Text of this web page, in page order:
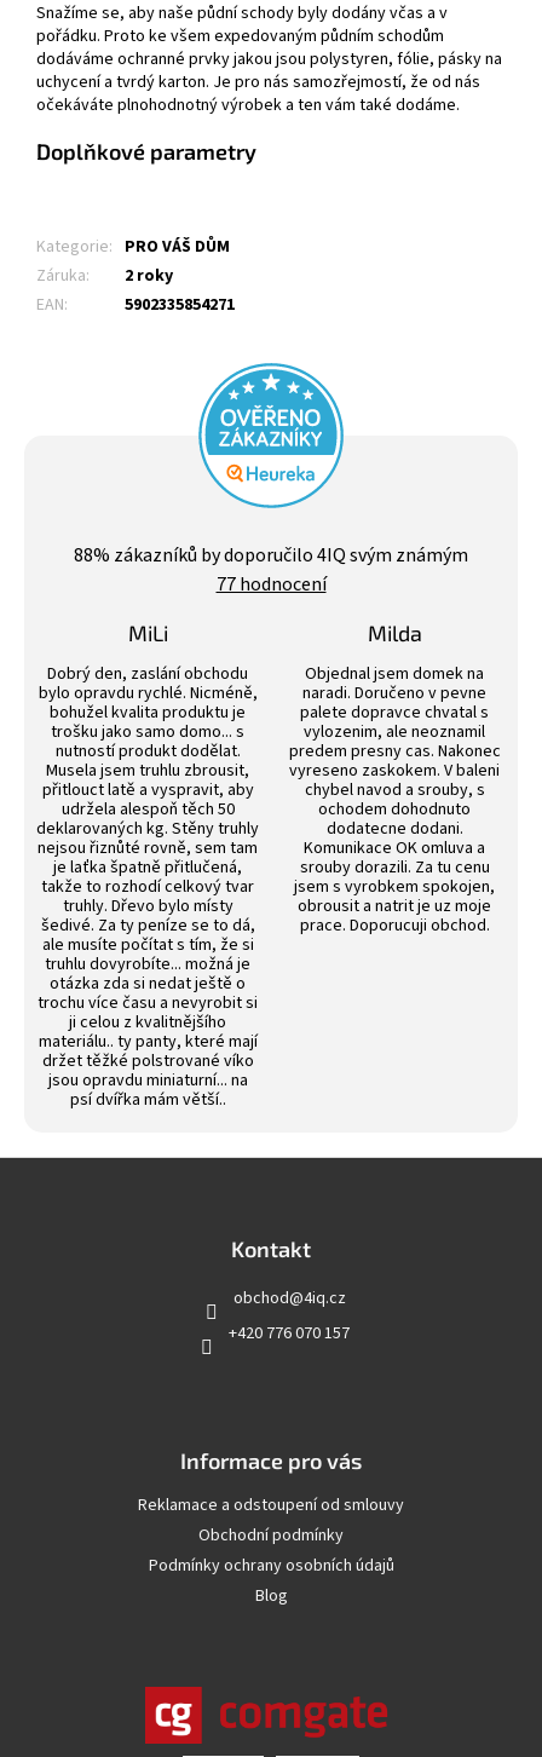
Snažíme se, aby naše půdní schody byly dodány včas a v
pořádku. Proto ke všem expedovaným půdním schodům
dodáváme ochranné prvky jakou jsou polystyren, fólie, pásky na
uchycení a tvrdý karton. Je pro nás samozřejmostí, že od nás
očekáváte plnohodnotný výrobek a ten vám také dodáme.
Doplňkové parametry
Kategorie: PRO VÁŠ DŮM
Záruka:
2 roky
EAN: 5902335854271
hodnocení
obchodu
je
hvězdiček.
88% zákazníků by doporučilo 4IQ svým známým
77 hodnocení
MiLi
Hodnocení obchodu je 3 z 5 hvězdiček.
Dobrý den, zaslání obchodu
bylo opravdu rychlé. Nicméně,
bohužel kvalita produktu je
trošku jako samo domo... s
nutností produkt dodělat.
Musela jsem truhlu zbrousit,
přitlouct latě a vyspravit, aby
udržela alespoň těch 50
deklarovaných kg. Stěny truhly
nejsou řiznůté rovně, sem tam
je laťka špatně přitlučená,
takže to rozhodí celkový tvar
truhly. Dřevo bylo místy
šedivé. Za ty peníze se to dá,
ale musíte počítat s tím, že si
truhlu dovyrobíte... možná je
otázka zda si nedat ještě o
trochu více času a nevyrobit si
ji celou z kvalitnějšího
materiálu.. ty panty, které mají
držet těžké polstrované víko
jsou opravdu miniaturní... na
psí dvířka mám větší..
Milda
Objednal jsem domek na
naradi. Doručeno v pevne
palete dopravce chvatal s
vylozenim, ale neoznamil
predem presny cas. Nakonec
vyreseno zaskokem. V baleni
chybel navod a srouby, s
ochodem dohodnuto
dodatecne dodani.
Komunikace OK omluva a
srouby dorazili. Za tu cenu
jsem s vyrobkem spokojen,
obrousit a natrit je uz moje
prace. Doporucuji obchod.
Kontakt
obchod@4iq.cz
+420 776 070 157
Informace pro vás
Reklamace a odstoupení od smlouvy
Obchodní podmínky
Podmínky ochrany osobních údajů
Blog